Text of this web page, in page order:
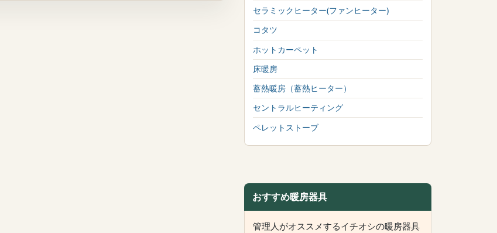
セラミックヒーター(ファンヒーター)
コタツ
ホットカーペット
床暖房
蓄熱暖房（蓄熱ヒーター）
セントラルヒーティング
ペレットストーブ
おすすめ暖房器具
管理人がオススメするイチオシの暖房器具